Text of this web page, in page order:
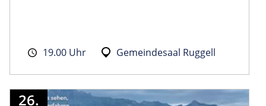
19.00 Uhr Gemeindesaal Ruggell
26.